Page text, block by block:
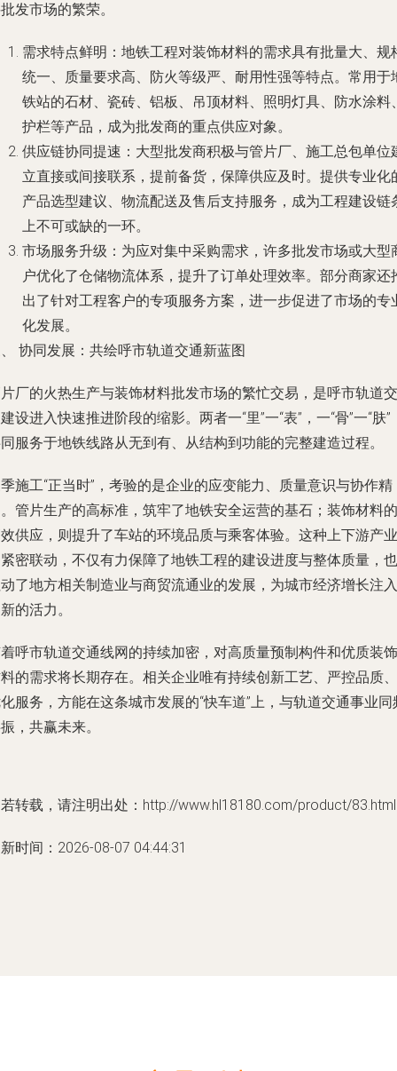
发市场的繁荣。
需求特点鲜明 ：地铁工程对装饰材料的需求具有批量大、规
统一、质量要求高、防火等级严、耐用性强等特点。常用于
铁站的石材、瓷砖、铝板、吊顶材料、照明灯具、防水涂料
护栏等产品，成为批发商的重点供应对象。
供应链协同提速 ：大型批发商积极与管片厂、施工总包单位
立直接或间接联系，提前备货，保障供应及时。提供专业化
产品选型建议、物流配送及售后支持服务，成为工程建设链
上不可或缺的一环。
市场服务升级 ：为应对集中采购需求，许多批发市场或大型
户优化了仓储物流体系，提升了订单处理效率。部分商家还
出了针对工程客户的专项服务方案，进一步促进了市场的专
化发展。
协同发展：共绘呼市轨道交通新蓝图
厂的火热生产与装饰材料批发市场的繁忙交易，是呼市轨道交
设进入快速推进阶段的缩影。两者一“里”一“表”，一“骨”一“肤”
服务于地铁线路从无到有、从结构到功能的完整建造过程。
施工“正当时”，考验的是企业的应变能力、质量意识与协作精
管片生产的高标准，筑牢了地铁安全运营的基石；装饰材料的
供应，则提升了车站的环境品质与乘客体验。这种上下游产业
密联动，不仅有力保障了地铁工程的建设进度与整体质量，也
了地方相关制造业与商贸流通业的发展，为城市经济增长注入
的活力。
呼市轨道交通线网的持续加密，对高质量预制构件和优质装饰
的需求将长期存在。相关企业唯有持续创新工艺、严控品质、
服务，方能在这条城市发展的“快车道”上，与轨道交通事业同
，共赢未来。
转载，请注明出处：http://www.hl18180.com/product/83.html
时间：2026-08-07 04:44:31